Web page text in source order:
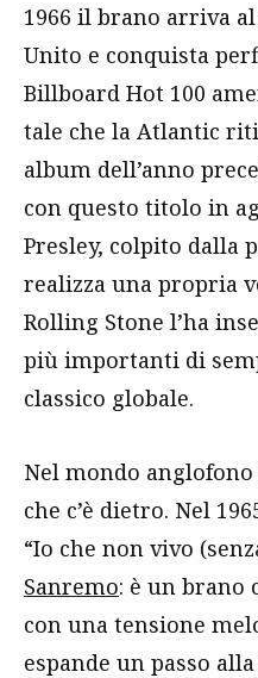
1966 il brano arriva
Unito e conquista
Billboard Hot 100
tale che la Atlantic
album dell’anno
con questo titolo in
Presley, colpito dalla
realizza una propria
Rolling Stone l’ha
più importanti di
classico globale.
Nel mondo
che c’è dietro. Nel
“Io che non vivo
Sanremo: è un brano
con una tensione
espande un passo